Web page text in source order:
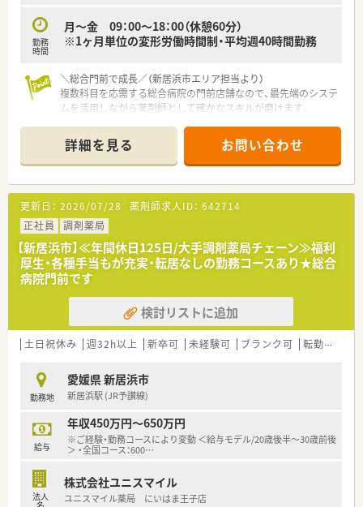
・過誤がおきた際、24時間以内に社長まで報告があがり個人で止
めず全社を上げてのサポート体制が整っており、安心して勤務で
きる調剤薬局です。
トさせる為、調剤補助の研修所を兵庫県に設立。社内で定められ
た研修を受けた調剤事務さんが積極的にフォローアップしてく
ださる環境作りを進めています。（関西より開始）
ションが御座います。
①現場：薬剤師→副薬局長→薬局長（管理薬剤師）→エリアマネー
ジャー→支店長→本部長（経営幹部）
リア支援室、管理本部などへの本社キャリアもあり
③現場業務＋リクルーター、OJT対応、新規開局プロジェクト、専
門認定薬剤師などご興味や専門性を生かしたキャリアもあり
■15分単位で受講可能なe-ラーニングを導入、会社指定の研修・
勉強会は勤務日扱い。
■学会発表の為のサポートも内容についての研修、プレゼンにつ
いての研修と手厚いサポート体制有
■全国型・一定地域内・自宅からの通勤範囲、ライフプランに応じ
た職種選択が可能（適宜変更も可能です）
＜こんな方におススメ＞
■大手チェーン薬局でのご就業をお考えの方
などお気軽にお問い合わせください！
勤務
時間
月～金 09：00～18：00（休憩60分）
※1ヶ月単位の変形労働時間制・平均週40時間勤務
＼総合門前で成長／（新居浜市エリア担当より）
複数科目を応需する総合病院の門前店舗なので、最先端のシステ
ムを活用しながら薬剤師として確かなスキルが磨けます。
【店舗情報と応需状況について】
■新居浜駅から車で10分ほどの場所に位置しており、複数科目
の処方箋を1日に約40枚応需している調剤薬局です。
■総合病院の門前薬局として多様な症例に触れられるため、幅広
い知識を日々吸収しながら成長できる環境です。
■最先端の電子薬歴システムをいち早く導入しており、業務効率
化と質の高い患者様対応を両立させています。
【想定されるキャリアイメージ】
■個人の習得レベルに合わせた丁寧な導入研修が用意されてい
るため、経験が浅い状態からでもプロへ成長できます。
■現場の店舗業務を極めるだけでなく、管理薬剤師や本部の専門
スタッフなど多彩なキャリアの道が広がっています。
■頑張りを正当に評価する豊富な専門職手当が設けられており、
実力を高めながら理想の将来像を描くことが可能です。
【想定されるモデル年収】
■想定年収は450万円から650万円となっており、選択される勤
務コースやこれまでのご経験により変動します。
■自宅通勤コースでも最高500万円を目指すことができ、全国転
勤コースであれば最高650万円が想定されます。
■昇給は年に1回あり賞与も年に2回しっかりと支給されるた
め、日頃の頑張りが目見える形で収入に還元されます。
詳細を見る お問い合わせ
更新日： 2026/07/28 薬剤師求人ID： 642714
正社員
調剤薬局
【新居浜市】≪年間休日125日/大手調剤薬局チェーン≫福利
厚生・各種手当もが充実・転居なしの勤務コースあり★総合
病院門前です
検討リストに追加
土日祝休み 週32h以上 新卒可 未経験可 ブランク可 転勤なし
勤務地
愛媛県 新居浜市
新居浜駅 (JR予讃線)
給与
年収450万円～650万円
※ご経験・勤務コースにより変動 ＜給与モデル/20歳後半～30歳前後
＞ ・全国コース：600…
法人
株式会社ユニスマイル
ユニスマイル薬局 にいはま王子店